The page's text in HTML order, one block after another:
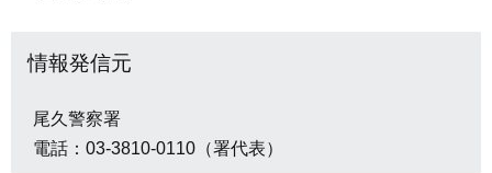
情報発信元
尾久警察署
電話：03-3810-0110（署代表）